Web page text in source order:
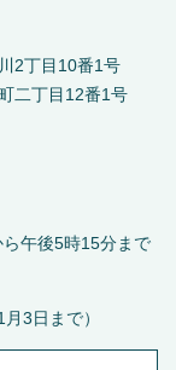
2丁目10番1号
二丁目12番1号
午後5時15分まで
3日まで）